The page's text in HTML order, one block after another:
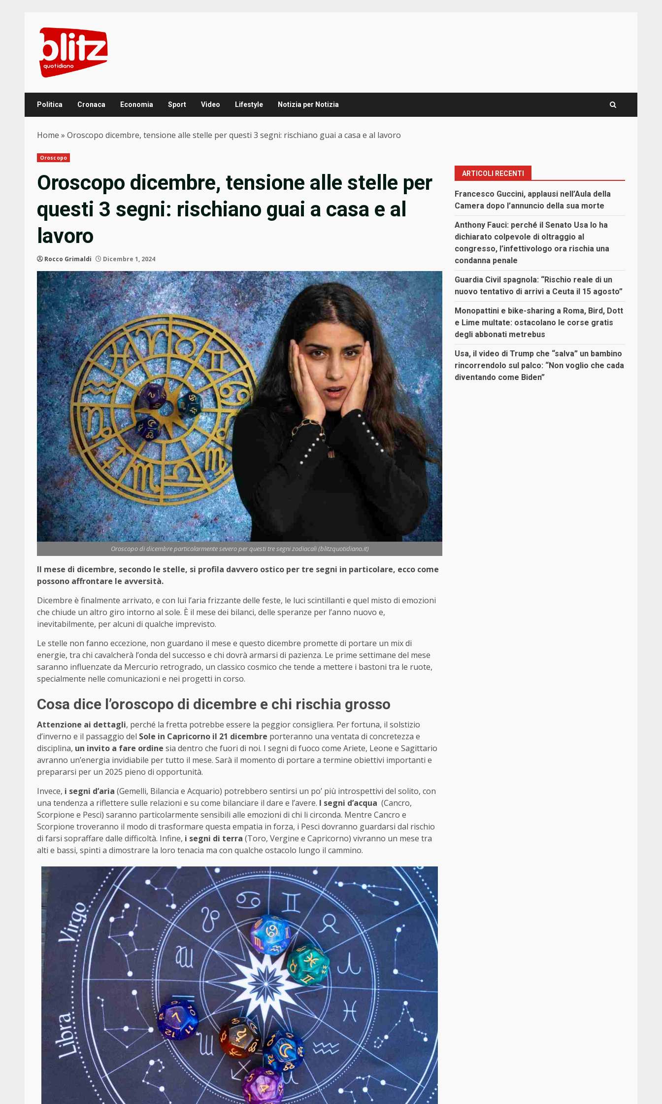
content
Politica Cronaca Economia Sport Video Lifestyle Notizia per Notizia
Home » Oroscopo dicembre, tensione alle stelle per questi 3 segni: rischiano guai a casa e al lavoro
Oroscopo
Oroscopo dicembre, tensione alle stelle per
questi 3 segni: rischiano guai a casa e al
lavoro
Rocco Grimaldi Dicembre 1, 2024
Oroscopo di dicembre particolarmente severo per questi tre segni zodiacali (blitzquotidiano.it)
Il mese di dicembre, secondo le stelle, si profila davvero ostico per tre segni in particolare, ecco come
possono affrontare le avversità.
Dicembre è finalmente arrivato, e con lui l’aria frizzante delle feste, le luci scintillanti e quel misto di emozioni
che chiude un altro giro intorno al sole. È il mese dei bilanci, delle speranze per l’anno nuovo e,
inevitabilmente, per alcuni di qualche imprevisto.
Le stelle non fanno eccezione, non guardano il mese e questo dicembre promette di portare un mix di
energie, tra chi cavalcherà l’onda del successo e chi dovrà armarsi di pazienza. Le prime settimane del mese
saranno influenzate da Mercurio retrogrado, un classico cosmico che tende a mettere i bastoni tra le ruote,
specialmente nelle comunicazioni e nei progetti in corso.
Cosa dice l’oroscopo di dicembre e chi rischia grosso
Attenzione ai dettagli, perché la fretta potrebbe essere la peggior consigliera. Per fortuna, il solstizio
d’inverno e il passaggio del Sole in Capricorno il 21 dicembre porteranno una ventata di concretezza e
disciplina, un invito a fare ordine sia dentro che fuori di noi. I segni di fuoco come Ariete, Leone e Sagittario
avranno un’energia invidiabile per tutto il mese. Sarà il momento di portare a termine obiettivi importanti e
prepararsi per un 2025 pieno di opportunità.
Invece, i segni d’aria (Gemelli, Bilancia e Acquario) potrebbero sentirsi un po’ più introspettivi del solito, con
una tendenza a riflettere sulle relazioni e su come bilanciare il dare e l’avere. I segni d’acqua (Cancro,
Scorpione e Pesci) saranno particolarmente sensibili alle emozioni di chi li circonda. Mentre Cancro e
Scorpione troveranno il modo di trasformare questa empatia in forza, i Pesci dovranno guardarsi dal rischio
di farsi sopraffare dalle difficoltà. Infine, i segni di terra (Toro, Vergine e Capricorno) vivranno un mese tra
alti e bassi, spinti a dimostrare la loro tenacia ma con qualche ostacolo lungo il cammino.
ARTICOLI RECENTI
Francesco Guccini, applausi nell’Aula della
Camera dopo l’annuncio della sua morte
Anthony Fauci: perché il Senato Usa lo ha
dichiarato colpevole di oltraggio al
congresso, l’infettivologo ora rischia una
condanna penale
Guardia Civil spagnola: “Rischio reale di un
nuovo tentativo di arrivi a Ceuta il 15 agosto”
Monopattini e bike-sharing a Roma, Bird, Dott
e Lime multate: ostacolano le corse gratis
degli abbonati metrebus
Usa, il video di Trump che “salva” un bambino
rincorrendolo sul palco: “Non voglio che cada
diventando come Biden”